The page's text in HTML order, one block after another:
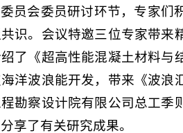
员会委员研讨环节，专家们
识。会议特邀三位专家带来
了《超高性能混凝土材料与
洋波浪能开发，带来《波浪
勘察设计院有限公司总工季
享了有关研究成果。